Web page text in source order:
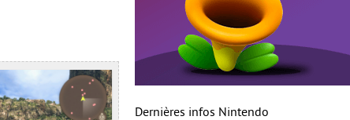
Dernières infos Nintendo